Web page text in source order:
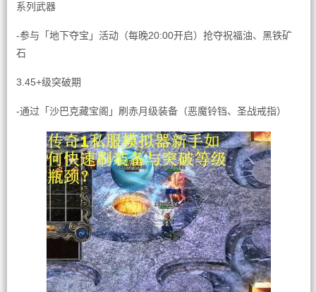
系列武器
-参与「地下夺宝」活动（每晚20:00开启）抢夺祝福油、黑铁矿
石
3.45+级突破期
-通过「沙巴克藏宝阁」刷赤月级装备（恶魔铃铛、圣战戒指）